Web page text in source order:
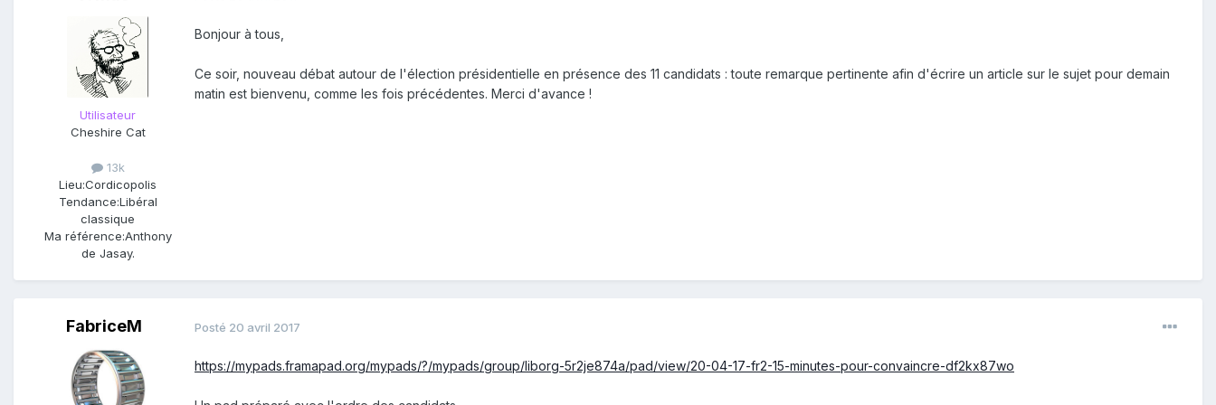
Utilisateur
Cheshire Cat
13k
Lieu:Cordicopolis
Tendance:Libéral
classique
Ma référence:Anthony
de Jasay.
Bonjour à tous,
Ce soir, nouveau débat autour de l'élection présidentielle en présence des 11 candidats : toute remarque pertinente afin d'écrire un article sur le sujet pour demain
matin est bienvenu, comme les fois précédentes. Merci d'avance !
FabriceM Posté 20 avril 2017
https://mypads.framapad.org/mypads/?/mypads/group/liborg-5r2je874a/pad/view/20-04-17-fr2-15-minutes-pour-convaincre-df2kx87wo